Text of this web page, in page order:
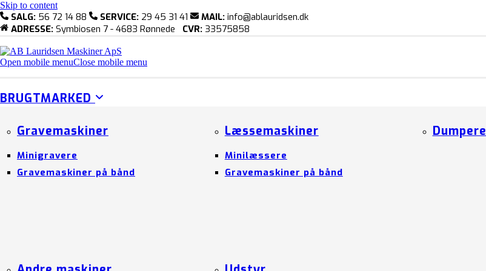
Skip to content
SALG: 56 72 14 88 SERVICE: 29 45 31 41 MAIL: info@ablauridsen.dk
ADRESSE: Symbiosen 7 - 4683 Rønnede CVR: 33575858
Open mobile menuClose mobile menu
BRUGTMARKED
Gravemaskiner
Minigravere
Gravemaskiner på bånd
Læssemaskiner
Minilæssere
Gravemaskiner på bånd
Dumpere